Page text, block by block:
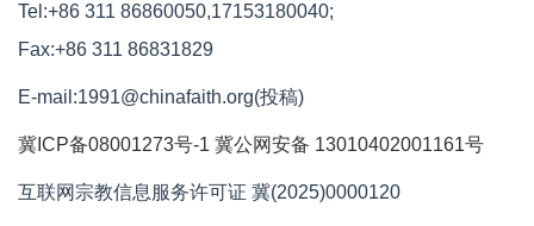
Tel:+86 311 86860050,17153180040;
Fax:+86 311 86831829
E-mail:1991@chinafaith.org(投稿)
冀ICP备08001273号-1 冀公网安备 13010402001161号
互联网宗教信息服务许可证 冀(2025)0000120